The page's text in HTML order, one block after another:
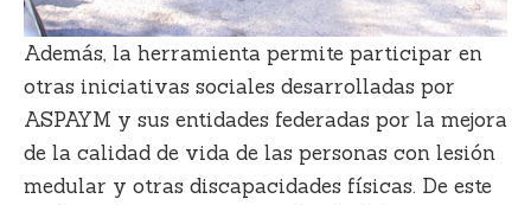
Además, la herramienta permite participar en
otras iniciativas sociales desarrolladas por
ASPAYM y sus entidades federadas por la mejora
de la calidad de vida de las personas con lesión
medular y otras discapacidades físicas. De este